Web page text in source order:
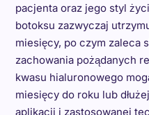
pacjenta oraz jego styl
botoksu zazwyczaj
miesięcy, po czym zaleca
zachowania pożądanych
kwasu hialuronowego
miesięcy do roku lub
aplikacji i zastosowanej